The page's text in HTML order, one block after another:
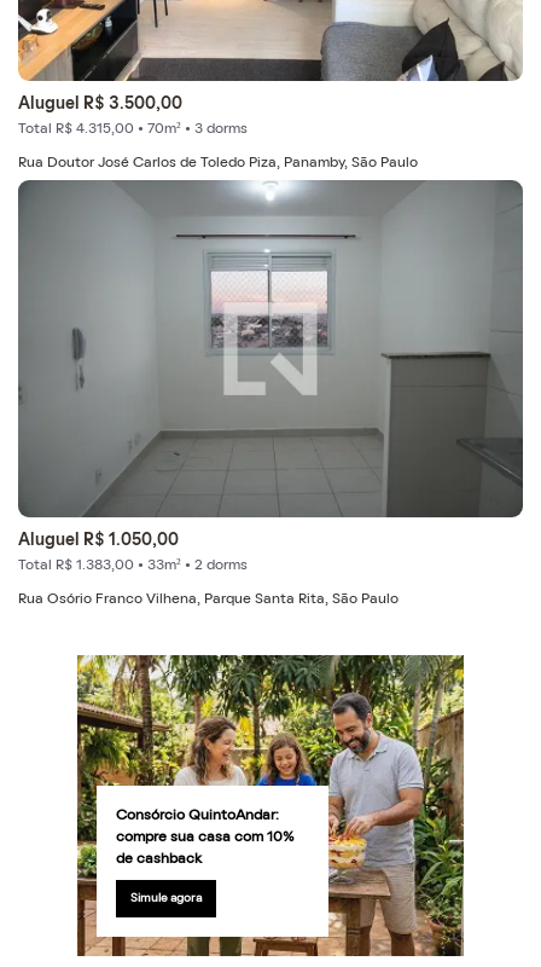
Aluguel R$ 3.500,00
Total R$ 4.315,00 • 70m² • 3 dorms
Rua Doutor José Carlos de Toledo Piza, Panamby, São Paulo
Aluguel R$ 1.050,00
Total R$ 1.383,00 • 33m² • 2 dorms
Rua Osório Franco Vilhena, Parque Santa Rita, São Paulo
Consórcio QuintoAndar:
compre sua casa com 10%
de cashback
Simule agora